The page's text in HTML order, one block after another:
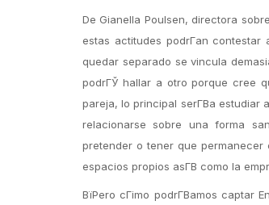
De Gianella Poulsen, directora
estas actitudes podrГ­an
quedar separado se vincula
podrГЎ hallar a otro porque cree
pareja, lo principal serГ­В­a estudiar
relacionarse sobre una forma
pretender o tener que permanecer
espacios propios asГ­В­ como la
ВїPero cГіmo podrГ­В­amos captar